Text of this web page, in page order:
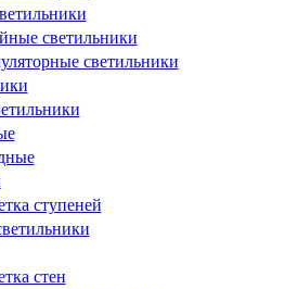
светильники
светильники
ступеней
стен